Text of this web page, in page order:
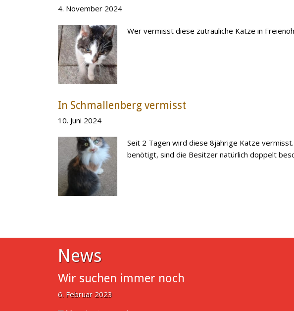
4. November 2024
Wer vermisst diese zutrauliche Katze in
In Schmallenberg vermisst
10. Juni 2024
Seit 2 Tagen wird diese 8jährige Katze
benötigt, sind die Besitzer natürlich doppelt
News
Wir suchen immer noch
6. Februar 2023